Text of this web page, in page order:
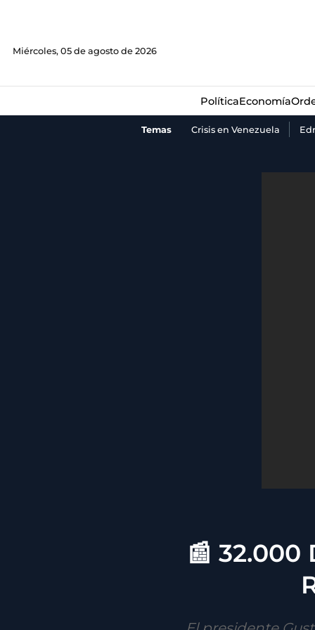
Miércoles, 05 de agosto de 2026
PolíticaEconomía
Temas Crisis en Venezuela
📰 32.000